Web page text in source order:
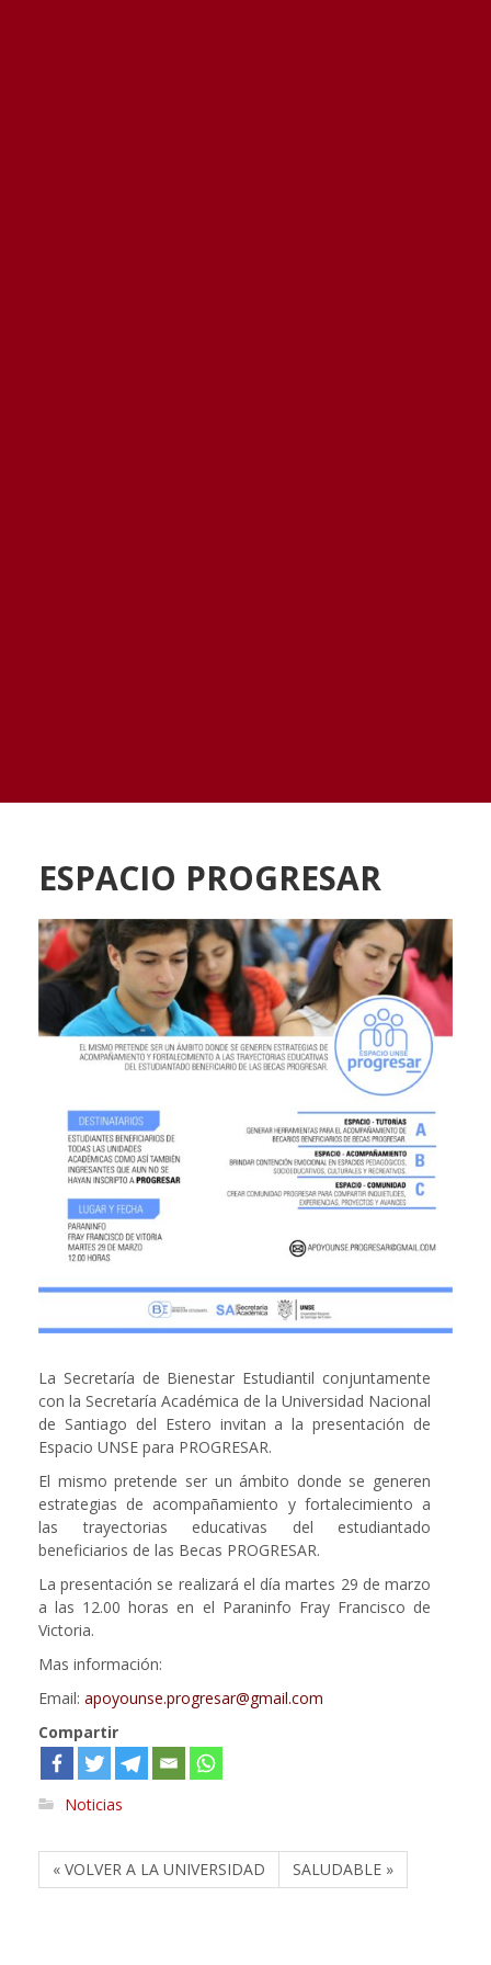
ESPACIO PROGRESAR
La Secretaría de Bienestar Estudiantil conjuntamente
con la Secretaría Académica de la Universidad Nacional
de Santiago del Estero invitan a la presentación de
Espacio UNSE para PROGRESAR.
El mismo pretende ser un ámbito donde se generen
estrategias de acompañamiento y fortalecimiento a
las trayectorias educativas del estudiantado
beneficiarios de las Becas PROGRESAR.
La presentación se realizará el día martes 29 de marzo
a las 12.00 horas en el Paraninfo Fray Francisco de
Victoria.
Mas información:
Email: apoyounse.progresar@gmail.com
Compartir
Noticias
« VOLVER A LA UNIVERSIDAD SALUDABLE »